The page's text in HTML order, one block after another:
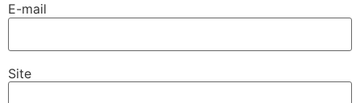
E-mail
Site